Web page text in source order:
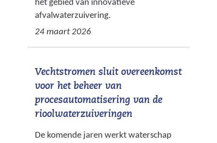
het gebied van innovatieve
afvalwaterzuivering.
24 maart 2026
Vechtstromen sluit overeenkomst
voor het beheer van
procesautomatisering van de
rioolwaterzuiveringen
De komende jaren werkt waterschap